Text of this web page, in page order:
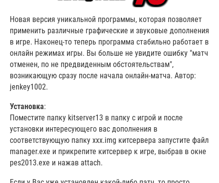
Новая версия уникальной программы, которая позволяет
применить различные графические и звуковые дополнения
в игре. Наконец-то теперь программа стабильно работает в
онлайн режимах игры. Вы больше не увидите ошибку "матч
отменен, по не предвиденным обстоятельствам",
возникающую сразу после начала онлайн-матча. Автор:
jenkey1002.
Установка:
Поместите папку kitserver13 в папку с игрой и после
установки интересующего вас дополнения в
соответствующую папку xxx.img китсервера запустите файл
manager.exe и прикрепите китсервер к игре, выбрав в окне
pes2013.exe и нажав attach.